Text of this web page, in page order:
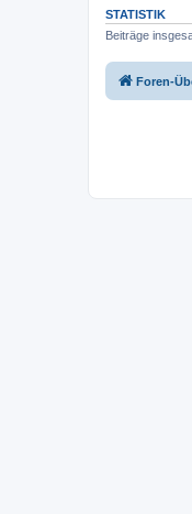
STATISTIK
Beiträge
Foren-